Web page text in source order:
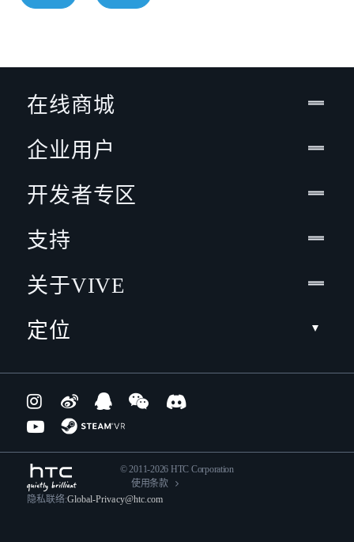
在线商城
企业用户
开发者专区
支持
关于VIVE
定位
© 2011-2026 HTC Corporation
使用条款
隐私联络:Global-Privacy@htc.com